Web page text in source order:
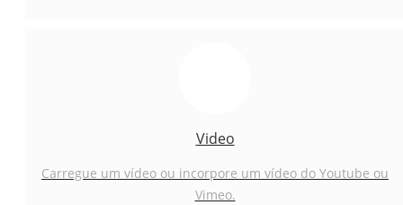
Video
Carregue um vídeo ou incorpore um vídeo do Youtube ou
Vimeo.